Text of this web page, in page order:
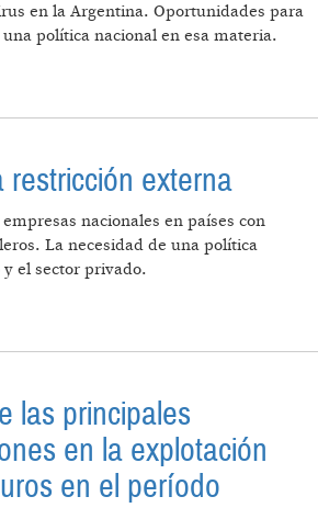
en la Argentina. Oportunidades para
política nacional en esa materia.
restricción externa
nacionales en países con
La necesidad de una política
el sector privado.
las principales
en la explotación
en el período